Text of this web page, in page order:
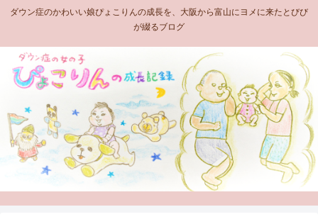
ダウン症のかわいい娘ぴょこりんの成長を、大阪から富山にヨメに来たとびび
が綴るブログ